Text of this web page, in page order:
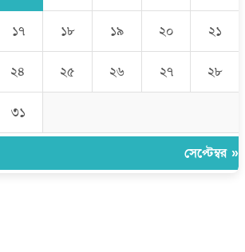
১৭ ১৮ ১৯ ২০ ২১
২৪ ২৫ ২৬ ২৭ ২৮
৩১
সেপ্টেম্বর »